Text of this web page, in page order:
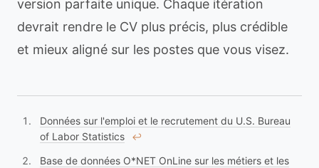
version parfaite unique. Chaque itération
devrait rendre le CV plus précis, plus crédible
et mieux aligné sur les postes que vous visez.
Données sur l'emploi et le recrutement du U.S. Bureau
of Labor Statistics
↩︎
Base de données O*NET OnLine sur les métiers et les